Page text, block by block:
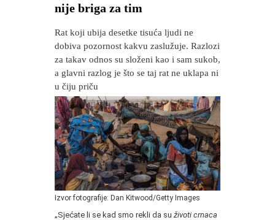
nije briga za tim
Rat koji ubija desetke tisuća ljudi ne
dobiva pozornost kakvu zaslužuje. Razlozi
za takav odnos su složeni kao i sam sukob,
a glavni razlog je što se taj rat ne uklapa ni
u čiju priču
Izvor fotografije: Dan Kitwood/Getty Images
„Sjećate li se kad smo rekli da su životi crnaca